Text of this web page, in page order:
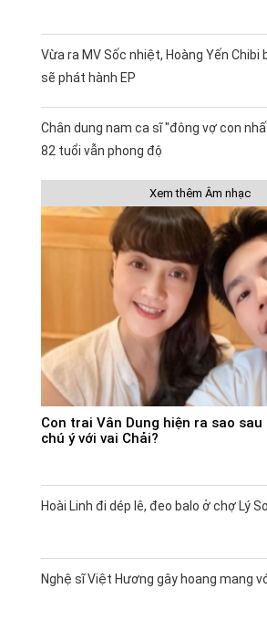
Vừa ra MV Sốc nhiệt, Hoàng Yến Chibi
sẽ phát hành EP
Chân dung nam ca sĩ "đông vợ con
82 tuổi vẫn phong độ
Xem thêm Âm nhạc
Con trai Vân Dung hiện ra sao
chú ý với vai Chải?
Hoài Linh đi dép lê, đeo balo ở chợ Lý
Nghệ sĩ Việt Hương gây hoang mang